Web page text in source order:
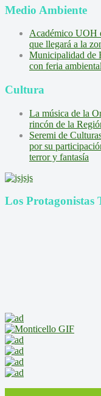
Medio Ambiente
Académico UOH
que llegará a la
Municipalidad de
con feria
Cultura
La música de la
rincón de la
Seremi de
por su
terror y fantasía
Los Protagonistas